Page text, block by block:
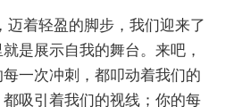
迈着轻盈的脚步，我们迎来了
是展示自我的舞台。来吧，
一次冲刺，都叩动着我们的
吸引着我们的视线；你的每